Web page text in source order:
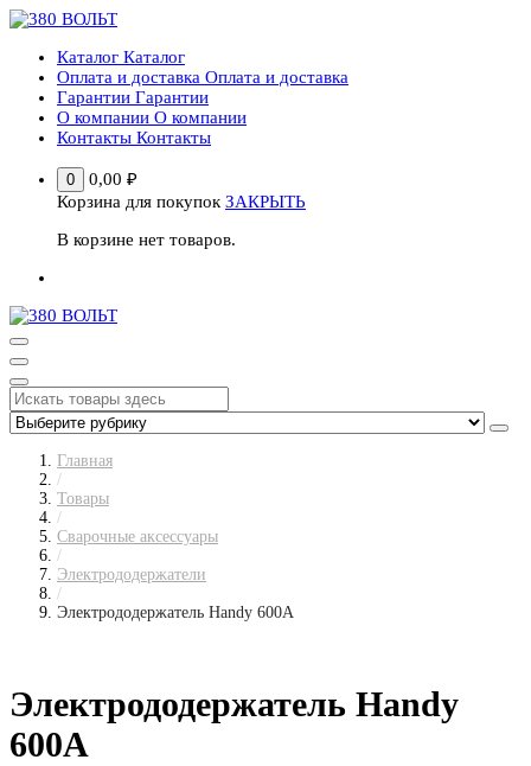
Перейти
содержимому
Каталог Каталог
Оплата и доставка Оплата и доставка
Гарантии Гарантии
О компании О компании
Контакты Контакты
0 0,00 ₽
Корзина для покупок ЗАКРЫТЬ
В корзине нет товаров.
Главная
/
Товары
/
Сварочные аксессуары
/
Электрододержатели
/
Электрододержатель Handy 600A
Электрододержатель Handy
600A